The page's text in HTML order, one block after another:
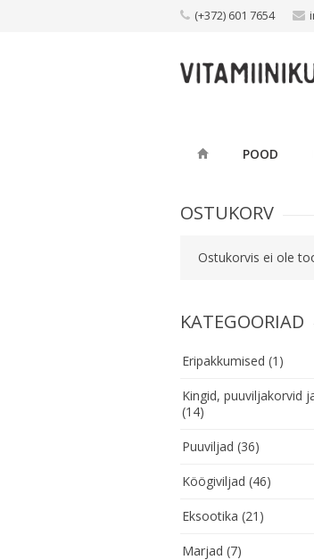
(+372) 601 7654
POOD
OSTUKORV
Ostukorvis ei ole
KATEGOORIAD
Eripakkumised (1)
Kingid, puuviljakorvid
(14)
Puuviljad (36)
Köögiviljad (46)
Eksootika (21)
Marjad (7)